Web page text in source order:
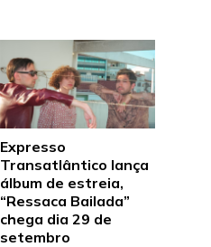
Expresso
Transatlântico lança
álbum de estreia,
“Ressaca Bailada”
chega dia 29 de
setembro